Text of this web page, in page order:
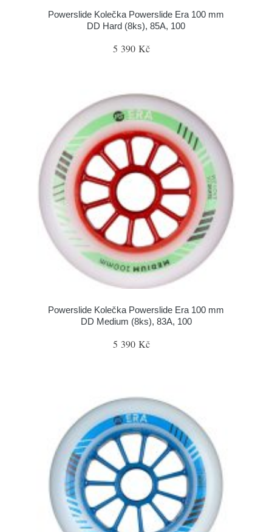
Powerslide Kolečka Powerslide Era 100 mm
DD Hard (8ks), 85A, 100
5 390 Kč
Powerslide Kolečka Powerslide Era 100 mm
DD Medium (8ks), 83A, 100
5 390 Kč